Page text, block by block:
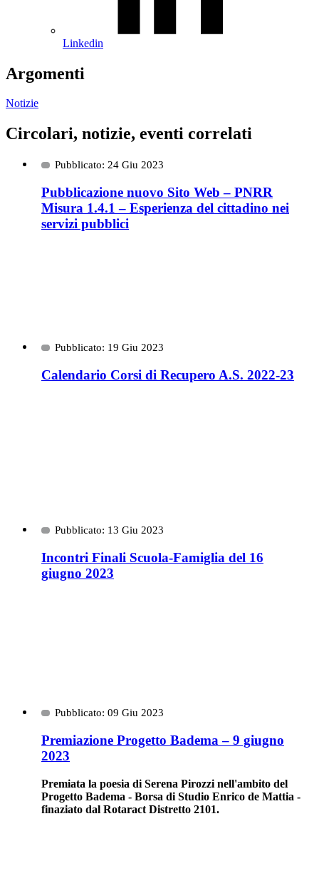
Linkedin
Argomenti
Notizie
Circolari, notizie, eventi correlati
Pubblicato: 24 Giu 2023
Pubblicazione nuovo Sito Web – PNRR
Misura 1.4.1 – Esperienza del cittadino nei
servizi pubblici
Pubblicato: 19 Giu 2023
Calendario Corsi di Recupero A.S. 2022-23
Pubblicato: 13 Giu 2023
Incontri Finali Scuola-Famiglia del 16
giugno 2023
Pubblicato: 09 Giu 2023
Premiazione Progetto Badema – 9 giugno
2023
Premiata la poesia di Serena Pirozzi nell'ambito del
Progetto Badema - Borsa di Studio Enrico de Mattia -
finaziato dal Rotaract Distretto 2101.